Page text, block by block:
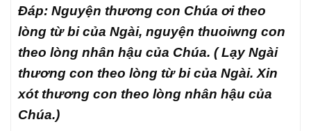
Đáp: Nguyện thương con Chúa ơi theo
lòng từ bi của Ngài, nguyện thuoiwng con
theo lòng nhân hậu của Chúa. ( Lạy Ngài
thương con theo lòng từ bi của Ngài. Xin
xót thương con theo lòng nhân hậu của
Chúa.)